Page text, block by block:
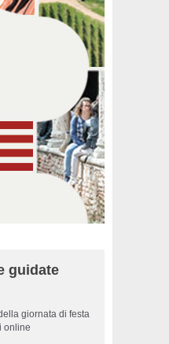
guidate
giornata di festa
online